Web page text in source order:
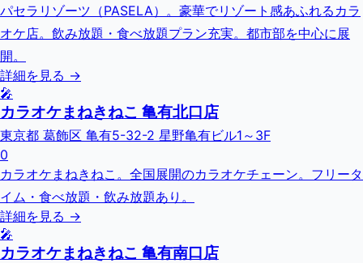
パセラリゾーツ（PASELA）。豪華でリゾート感あふれるカラ
オケ店。飲み放題・食べ放題プラン充実。都市部を中心に展
開。
詳細を見る →
🎤
カラオケまねきねこ 亀有北口店
東京都 葛飾区 亀有5-32-2 星野亀有ビル1～3F
0
カラオケまねきねこ。全国展開のカラオケチェーン。フリータ
イム・食べ放題・飲み放題あり。
詳細を見る →
🎤
カラオケまねきねこ 亀有南口店